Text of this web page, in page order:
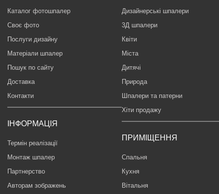
Каталог фотошпалер
Своє фото
Послуги дизайну
Матеріали шпалер
Пошук по сайту
Доставка
Контакти
ІНФОРМАЦІЯ
Термін реалізації
Монтаж шпалер
Партнерство
Авторам зображень
Дизайнерські шпалери
3Д шпалери
Квіти
Міста
Дитячі
Природа
Шпалери та патерни
Хіти продажу
ПРИМІЩЕННЯ
Спальня
Кухня
Вітальня